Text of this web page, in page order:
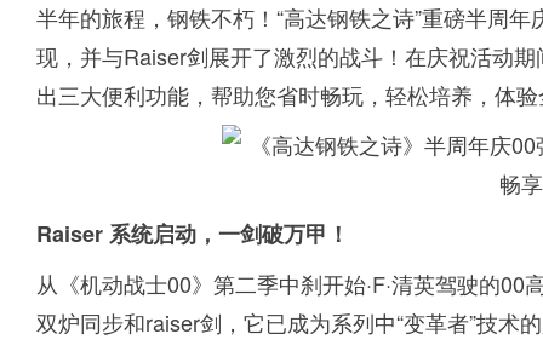
半年的旅程，钢铁不朽！“高达钢铁之诗”重磅半周
现，并与Raiser剑展开了激烈的战斗！在庆祝活动
出三大便利功能，帮助您省时畅玩，轻松培养，体
Raiser 系统启动，一剑破万甲！
从《机动战士00》第二季中刹开始·F·清英驾驶的
双炉同步和raiser剑，它已成为系列中“变革者”技术